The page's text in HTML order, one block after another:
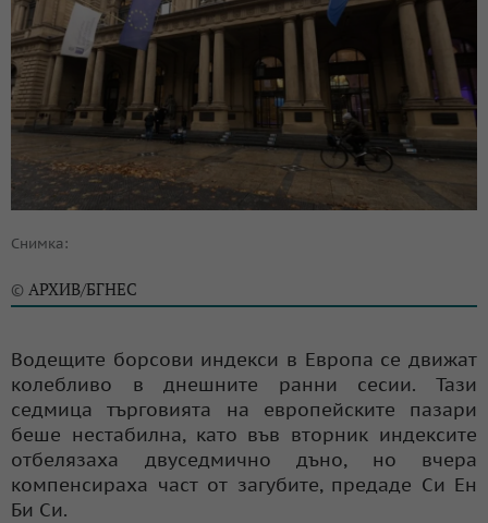
Снимка:
© АРХИВ/БГНЕС
Водещите борсови индекси в Европа се движат
колебливо в днешните ранни сесии. Тази
седмица търговията на европейските пазари
беше нестабилна, като във вторник индексите
отбелязаха двуседмично дъно, но вчера
компенсираха част от загубите, предаде Си Ен
Би Си.